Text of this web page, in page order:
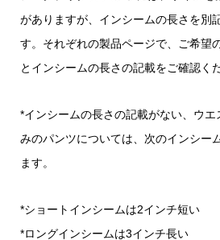
がありますが、インシームの長さを別
す。それぞれの製品ページで、ご希望
とインシームの長さの記載をご確認く
*インシームの長さの記載がない、ウ
みのパンツについては、次のインシー
ます。
*ショートインシームは2インチ短い
*ロングインシームは3インチ長い